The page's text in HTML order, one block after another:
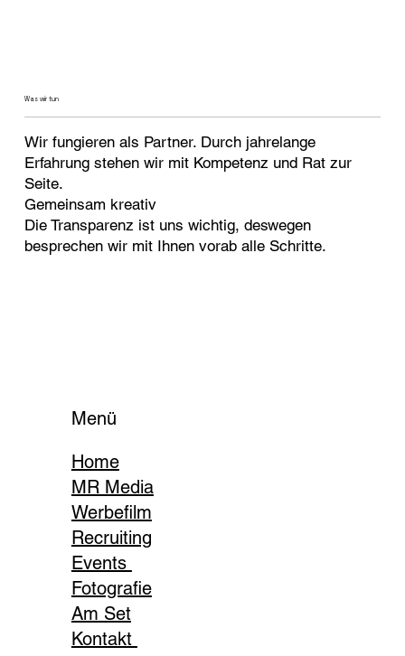
Was wir tun
Wir fungieren als Partner. Durch jahrelange
Erfahrung stehen wir mit Kompetenz und Rat zur
Seite.
Gemeinsam kreativ
Die Transparenz ist uns wichtig, deswegen
besprechen wir mit Ihnen vorab alle Schritte.
Menü
Home
MR Media
Werbefilm
Recruiting
Events
Fotografie
Am Set
Kontakt